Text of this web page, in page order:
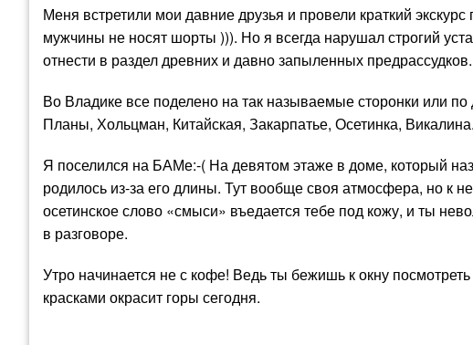
Меня встретили мои давние друзья и провели краткий
мужчины не носят шорты ))). Но я всегда нарушал строгий
отнести в раздел древних и давно запыленных предрассудков.
Во Владике все поделено на так называемые сторонки или
Планы, Хольцман, Китайская, Закарпатье, Осетинка, Викалина.
Я поселился на БАМе:-( На девятом этаже в доме, который
родилось из-за его длины. Тут вообще своя атмосфера, но к
осетинское слово «смыси» въедается тебе под кожу, и ты
в разговоре.
Утро начинается не с кофе! Ведь ты бежишь к окну
красками окрасит горы сегодня.